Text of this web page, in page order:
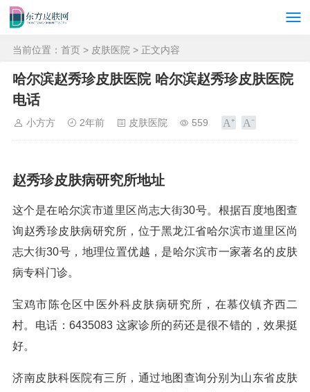
当前位置： 首页 > 皮肤医院 > 正文内容
哈尔滨赵秀珍皮肤医院 哈尔滨赵秀珍皮肤医院
电话
小方方 2年前 皮肤医院 559
赵秀珍皮肤病研究所地址
这个是在哈尔滨市道里区尚志大街30号。根据百度地图查
询赵秀珍皮肤病研究所，位于黑龙江省哈尔滨市道里区尚
志大街30号，地理位置优越，是哈尔滨市一家著名的皮肤
病专科门诊。
宝鸡市陈仓区中医外科皮肤病研究所，在慕仪镇齐西二
村。电话：6435083 这家诊所的药还是很不错的，效果挺
好。
济南皮肤科医院有三所，通过地图查询分别为山东省皮肤